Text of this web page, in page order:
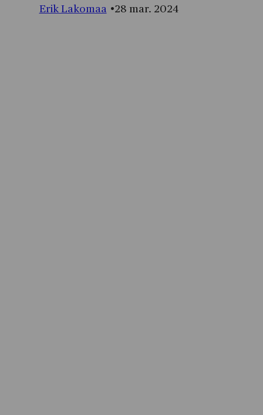
Erik Lakomaa 28 mar. 2024